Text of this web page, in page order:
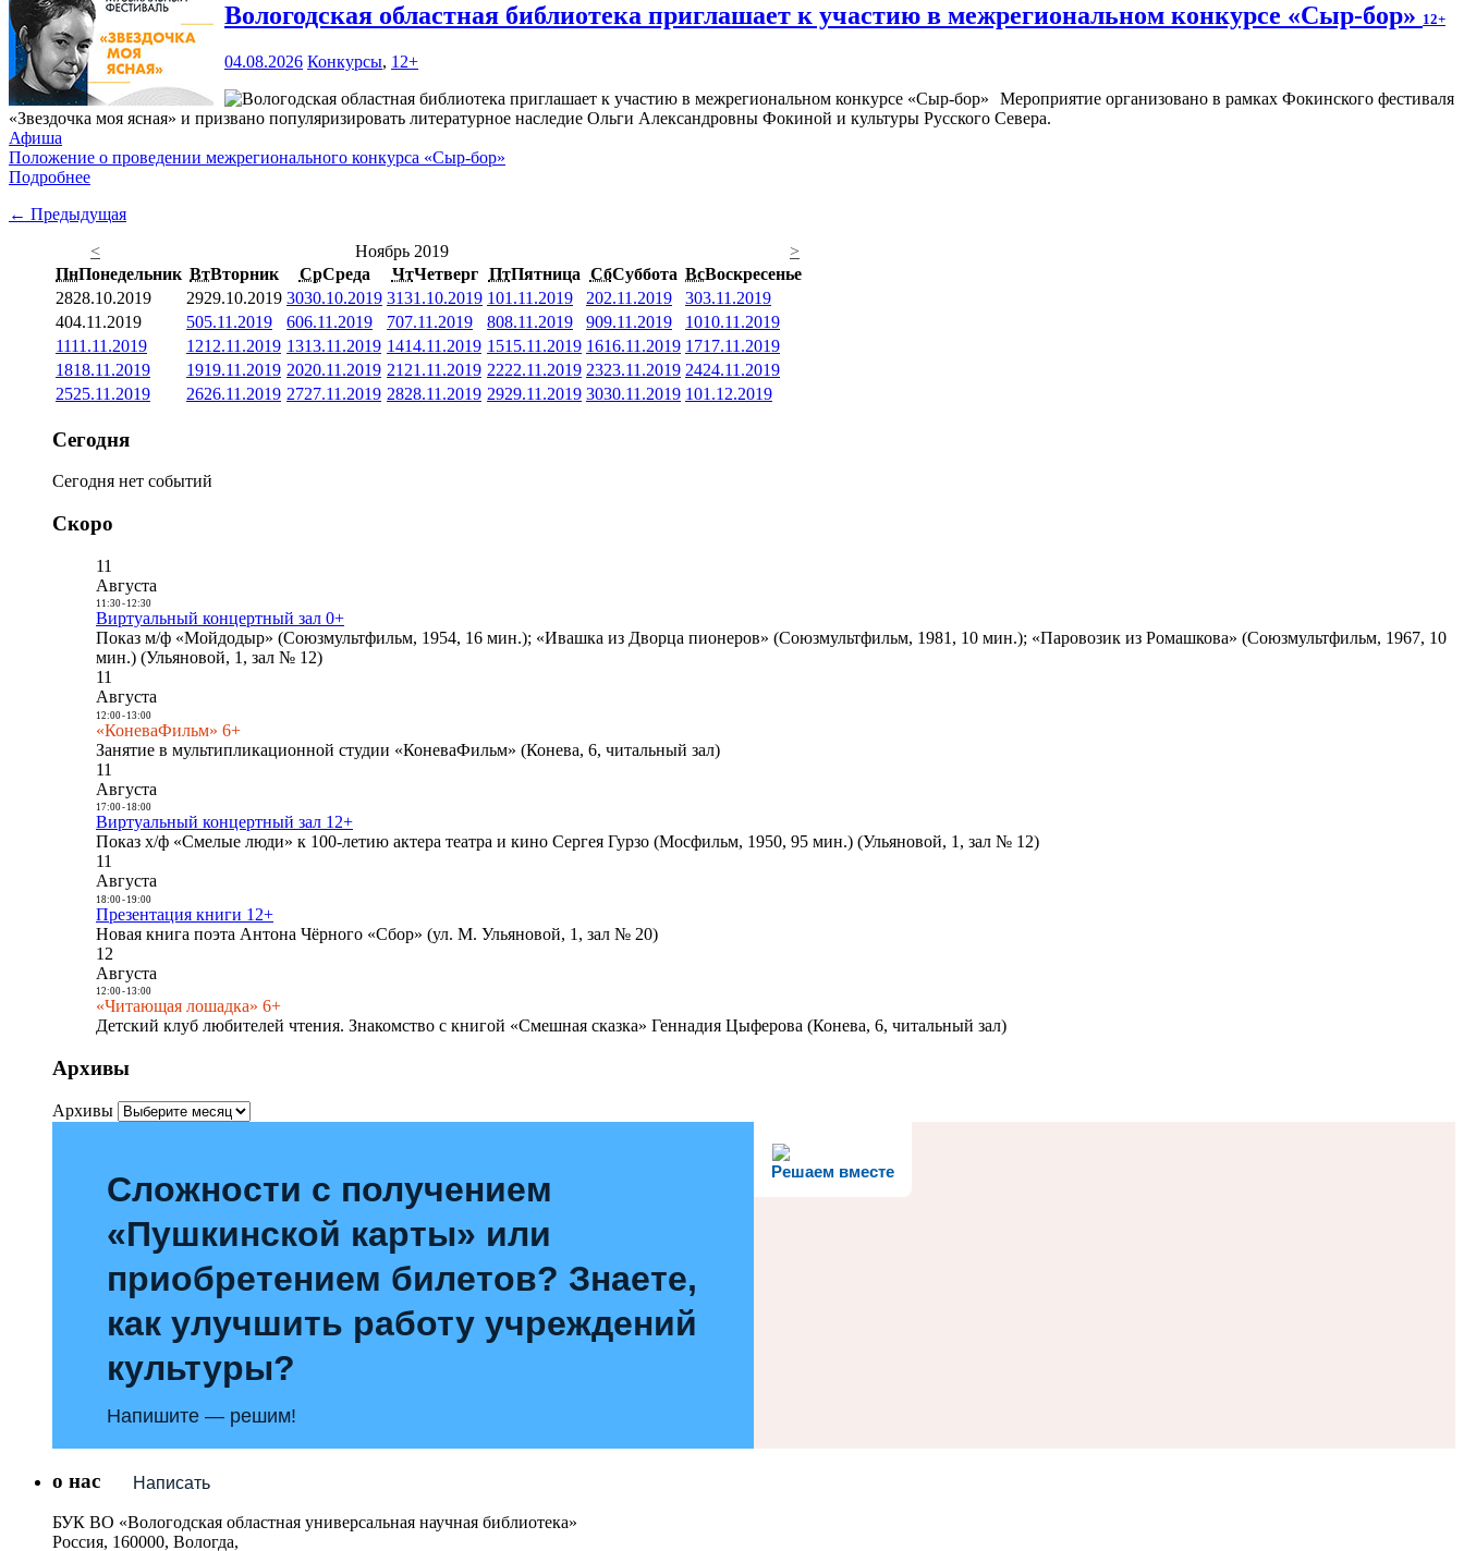
Вологодская областная библиотека приглашает к участию в межрегиональном конкурсе «Сыр-бор» 12+
04.08.2026 Конкурсы, 12+
Мероприятие организовано в рамках Фокинского фестиваля
«Звездочка моя ясная» и призвано популяризировать литературное наследие Ольги Александровны Фокиной и культуры Русского Севера.
Афиша
Положение о проведении межрегионального конкурса «Сыр-бор»
Подробнее
← Предыдущая
<
Ноябрь 2019
>
ПнПонедельник ВтВторник СрСреда ЧтЧетверг ПтПятница СбСуббота ВсВоскресенье
2828.10.2019 2929.10.2019 3030.10.2019 3131.10.2019 101.11.2019 202.11.2019 303.11.2019
404.11.2019 505.11.2019 606.11.2019 707.11.2019 808.11.2019 909.11.2019 1010.11.2019
1111.11.2019 1212.11.2019 1313.11.2019 1414.11.2019 1515.11.2019 1616.11.2019 1717.11.2019
1818.11.2019 1919.11.2019 2020.11.2019 21 21.11.2019 2222.11.2019 2323.11.2019 2424.11.2019
2525.11.2019 2626.11.2019 2727.11.2019 2828.11.2019 2929.11.2019 3030.11.2019 101.12.2019
Сегодня
Сегодня нет событий
Скоро
11
Августа
11:30- 12:30
Виртуальный концертный зал 0+
Показ м/ф «Мойдодыр» (Союзмультфильм, 1954, 16 мин.); «Ивашка из Дворца пионеров» (Союзмультфильм, 1981, 10 мин.); «Паровозик из Ромашкова» (Союзмультфильм, 1967, 10
мин.) (Ульяновой, 1, зал № 12)
11
Августа
12:00- 13:00
«КоневаФильм» 6+
Занятие в мультипликационной студии «КоневаФильм» (Конева, 6, читальный зал)
11
Августа
17:00- 18:00
Виртуальный концертный зал 12+
Показ х/ф «Смелые люди» к 100-летию актера театра и кино Сергея Гурзо (Мосфильм, 1950, 95 мин.) (Ульяновой, 1, зал № 12)
11
Августа
18:00- 19:00
Презентация книги 12+
Новая книга поэта Антона Чёрного «Сбор» (ул. М. Ульяновой, 1, зал № 20)
12
Августа
12:00- 13:00
«Читающая лошадка» 6+
Детский клуб любителей чтения. Знакомство с книгой «Смешная сказка» Геннадия Цыферова (Конева, 6, читальный зал)
Архивы
Архивы
Решаем вместе
Сложности с получением
«Пушкинской карты» или
приобретением билетов? Знаете,
как улучшить работу учреждений
культуры?
Напишите — решим!
Написать
о нас
БУК ВО «Вологодская областная универсальная научная библиотека»
Россия, 160000, Вологда,